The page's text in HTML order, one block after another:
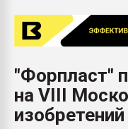
"Форпласт"
на VIII